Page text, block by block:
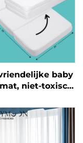
baby
niet-toxisch,
speelmat